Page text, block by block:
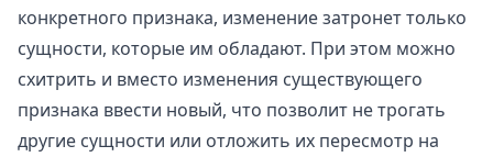
конкретного признака, изменение затронет только
сущности, которые им обладают. При этом можно
схитрить и вместо изменения существующего
признака ввести новый, что позволит не трогать
другие сущности или отложить их пересмотр на